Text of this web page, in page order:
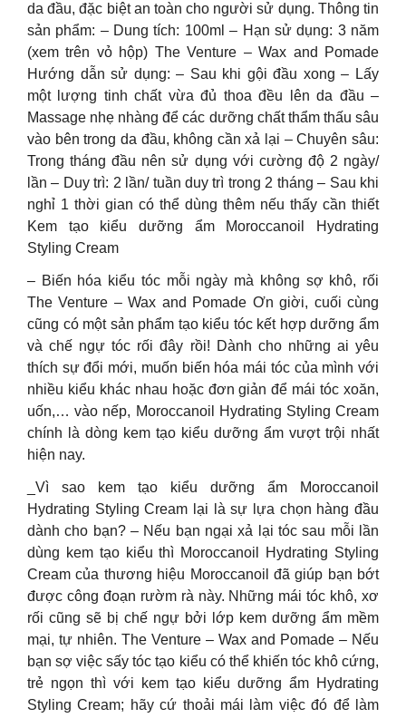
da đầu, đặc biệt an toàn cho người sử dụng. Thông tin
sản phẩm: – Dung tích: 100ml – Hạn sử dụng: 3 năm
(xem trên vỏ hộp) The Venture – Wax and Pomade
Hướng dẫn sử dụng: – Sau khi gội đầu xong – Lấy
một lượng tinh chất vừa đủ thoa đều lên da đầu –
Massage nhẹ nhàng để các dưỡng chất thẩm thấu sâu
vào bên trong da đầu, không cần xả lại – Chuyên sâu:
Trong tháng đầu nên sử dụng với cường độ 2 ngày/
lần – Duy trì: 2 lần/ tuần duy trì trong 2 tháng – Sau khi
nghỉ 1 thời gian có thể dùng thêm nếu thấy cần thiết
Kem tạo kiểu dưỡng ẩm Moroccanoil Hydrating
Styling Cream
– Biến hóa kiểu tóc mỗi ngày mà không sợ khô, rối
The Venture – Wax and Pomade Ơn giời, cuối cùng
cũng có một sản phẩm tạo kiểu tóc kết hợp dưỡng ẩm
và chế ngự tóc rối đây rồi! Dành cho những ai yêu
thích sự đổi mới, muốn biến hóa mái tóc của mình với
nhiều kiểu khác nhau hoặc đơn giản để mái tóc xoăn,
uốn,… vào nếp, Moroccanoil Hydrating Styling Cream
chính là dòng kem tạo kiểu dưỡng ẩm vượt trội nhất
hiện nay.
_Vì sao kem tạo kiểu dưỡng ẩm Moroccanoil
Hydrating Styling Cream lại là sự lựa chọn hàng đầu
dành cho bạn? – Nếu bạn ngại xả lại tóc sau mỗi lần
dùng kem tạo kiểu thì Moroccanoil Hydrating Styling
Cream của thương hiệu Moroccanoil đã giúp bạn bớt
được công đoạn rườm rà này. Những mái tóc khô, xơ
rối cũng sẽ bị chế ngự bởi lớp kem dưỡng ẩm mềm
mại, tự nhiên. The Venture – Wax and Pomade – Nếu
bạn sợ việc sấy tóc tạo kiểu có thể khiến tóc khô cứng,
trẻ ngọn thì với kem tạo kiểu dưỡng ẩm Hydrating
Styling Cream; hãy cứ thoải mái làm việc đó để làm